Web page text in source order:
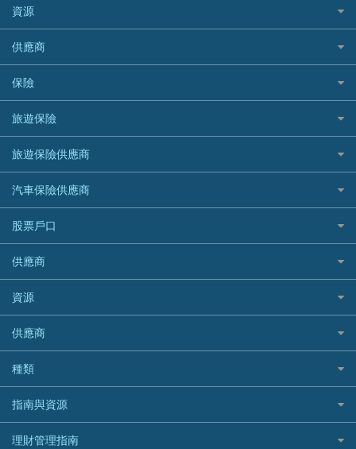
免TU貸款
急借錢
緊急貸款比較
最佳小額貸款比較
易批必批貸款
24小時貸款
最佳循環貸款
CNCBI 信銀國際
CreFIT 維信
DBS 星展銀行
DSB 大新銀行
HSBC 滙豐銀行貸款
K Cash 貸款
Mox 銀行
National Resources 中潤物業按揭
OCBC 華僑銀行
PrimeCredit 安信信貸
Promise 邦民日本財務
Rabbit Credit月兔信貸
Standard Chartered 渣打銀行
UA 亞洲聯合財務
WeLab Bank
WeLend 貸款
清卡數貸款教學
循環貸款教學
個人化貸款產品推介 🔥全新
債務重組一覽
供樓利息扣稅
最佳貸款app
尊尚信用卡
公司信用卡
電子錢包信用卡
日本遊信用卡攻略
韓國遊信用卡攻略
台灣遊信用卡攻略
機場貴賓室信用卡
銀聯信用卡
高獎賞信用卡推薦
酒店信用卡
Citibank花旗銀行
AE美國運通
DBS星展銀行
HSBC滙豐銀行
Mox
信銀國際
大新銀行
恒生銀行
Standard Chartered渣打銀行
東亞銀行
SIM
Airwallex信用卡
資源
Black Friday優惠
淘寶付款方式
一田購物優惠日
SOGO感謝祭
HKTVmall優惠碼
交稅優惠
酒店優惠碼
機票優惠碼
供應商
八達通自動增值信用卡
保險
旅遊保險
汽車保險
家居保險
家傭保險
寵物保險
定期人壽保險
危疾保險
年金資訊
樓宇火險
旅遊保險
日本旅遊保險及資訊
泰國旅遊保險及資訊
台灣旅遊保險及資訊
韓國旅遊保險及資訊
歐洲旅遊保險及資訊
越南旅遊保險及資訊
澳洲旅遊保險及資訊
長者嘆世界
家庭親子遊
自駕遊比較
相機有得保
旅遊保險供應商
AXA 安盛
AIG 美亞
Allianz 安聯
Allied World 世聯
Avo
中國銀行
Bolttech 保特
Blue Cross 藍十字
中國平安
HSBC滙豐銀行
汽車保險供應商
大新汽車保險
中銀汽車保險
Allianz安聯汽車保險
bolttech保障汽車保險
Zurich蘇黎世汽車保險
QBE昆士蘭汽車保險
平安汽車保險
股票戶口
富途證券
IB盈透證券
老虎證券
uSMART 盈立證券
華盛証券
長橋證券
WeBull微牛證券
漲樂全球通｜華泰國際
OSL
供應商
富途牛牛好唔好？
Webull微牛證券好唔好？
Longbridge長橋證券好唔好？
老虎證券好唔好？
華盛証券好唔好？
漲樂全球通好唔好？
IB盈透證券好唔好？
資源
股票戶口開戶
證券行邊間好？
港股5隻高息ETF精選
什麼是ETF？
香港30大高息股排行
黃金ETF懶人包
供應商
銀行戶口比較
尊尚銀行戶口
Citi Plus
中信銀行inMotion
種類
定期存款
港元定存
指南與資源
理財資訊
理財管理指南